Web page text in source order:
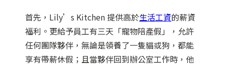
首先，Lily’s Kitchen 提供高於生活工資的薪資
福利。 更給予員工有三天「寵物陪產假」，允許
任何團隊夥伴，無論是領養了一隻貓或狗，都能
享有帶薪休假；且當夥伴回到辦公室工作時，他